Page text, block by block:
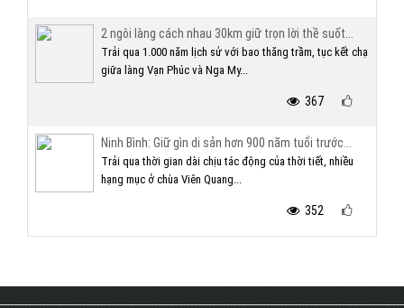
2 ngôi làng cách nhau 30km giữ trọn lời thề suốt...
Trải qua 1.000 năm lịch sử với bao thăng trầm, tục kết chạ
giữa làng Vạn Phúc và Nga My...
367
Ninh Bình: Giữ gìn di sản hơn 900 năm tuổi trước...
Trải qua thời gian dài chịu tác động của thời tiết, nhiều
hạng mục ở chùa Viên Quang...
352